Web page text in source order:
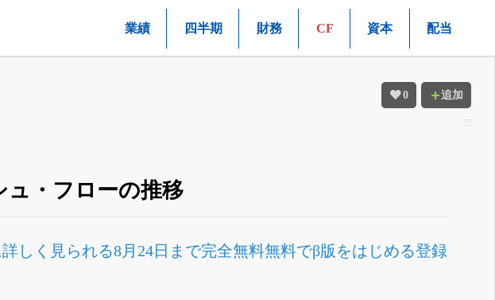
業績 四半期 財務 CF 資本 配当
0 追加
ュ・フローの推移
しく見られる8月24日まで完全無料無料でβ版をはじめる登録